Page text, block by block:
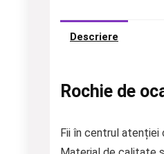
Descriere
Rochie de
Fii în centrul atenției